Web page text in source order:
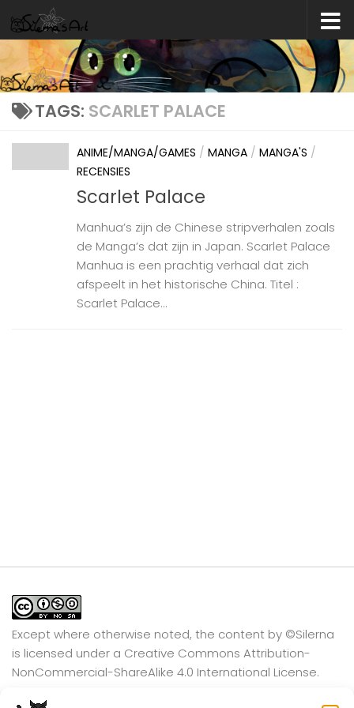
Skip to content
TAGS: SCARLET PALACE
ANIME/MANGA/GAMES / MANGA / MANGA'S /
RECENSIES
Scarlet Palace
Manhua’s zijn de Chinese stripverhalen zoals
de Manga’s dat zijn in Japan. Scarlet Palace
Manhua is een prachtig verhaal dat zich
afspeelt in het historische China. Titel :
Scarlet Palace...
Except where otherwise noted, the content by ©Silerna
is licensed under a Creative Commons Attribution-
NonCommercial-ShareAlike 4.0 International License.